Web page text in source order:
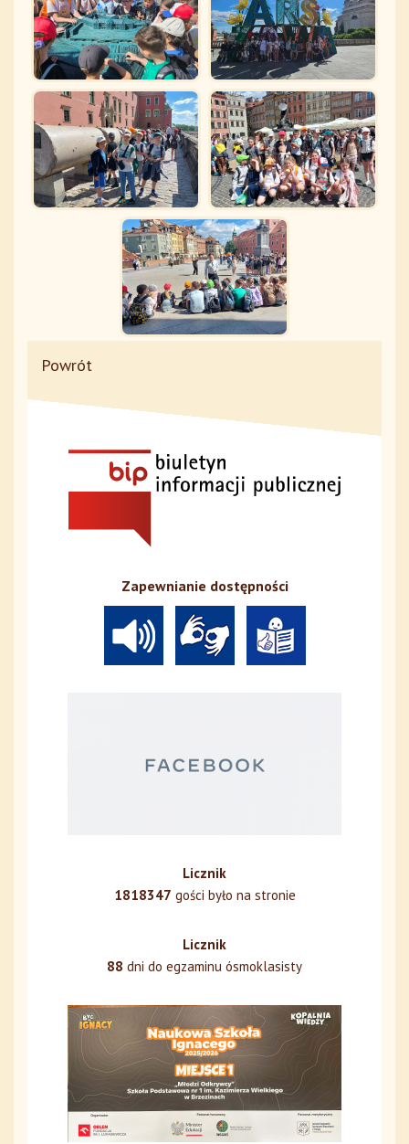
Powrót
Zapewnianie dostępności
Licznik
1818347 gości było na stronie
Licznik
88 dni do egzaminu ósmoklasisty